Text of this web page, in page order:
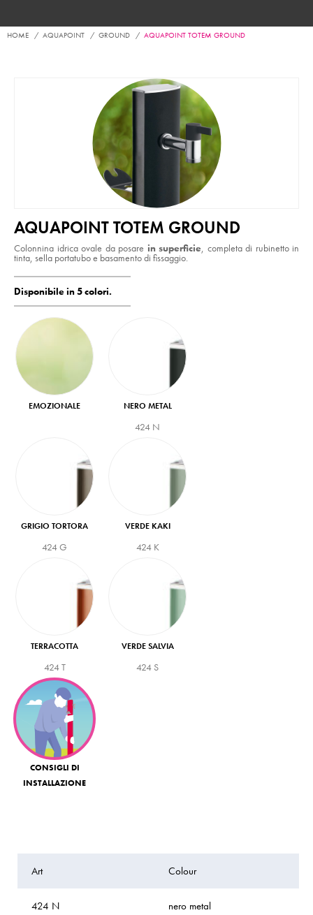
HOME AQUAPOINT GROUND AQUAPOINT TOTEM GROUND
AQUAPOINT TOTEM GROUND
Colonnina idrica ovale da posare in superficie, completa di rubinetto in
tinta, sella portatubo e basamento di fissaggio.
Disponibile in 5 colori.
EMOZIONALE NERO METAL
424 N
GRIGIO TORTORA
424 G
VERDE KAKI
424 K
TERRACOTTA
424 T
VERDE SALVIA
424 S
CONSIGLI DI
INSTALLAZIONE
Art Colour
424 N nero metal